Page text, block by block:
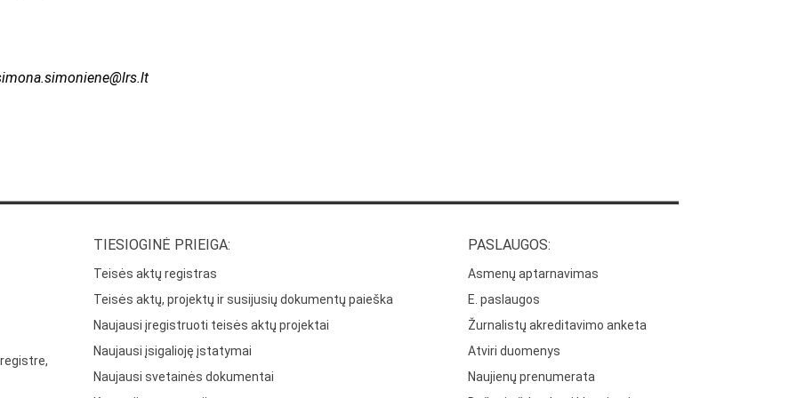
TIESIOGINĖ PRIEIGA:
Teisės aktų registras
Teisės aktų, projektų ir susijusių dokumentų paieška
Naujausi įregistruoti teisės aktų projektai
Naujausi įsigalioję įstatymai
Naujausi svetainės dokumentai
PASLAUGOS:
Asmenų aptarnavimas
E. paslaugos
Žurnalistų akreditavimo anketa
Atviri duomenys
Naujienų prenumerata